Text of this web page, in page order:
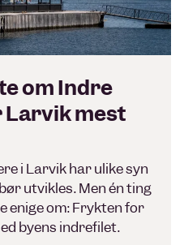
om Indre
Larvik mest
i Larvik har ulike syn
utvikles. Men én ting
enige om: Frykten for
byens indrefilet.